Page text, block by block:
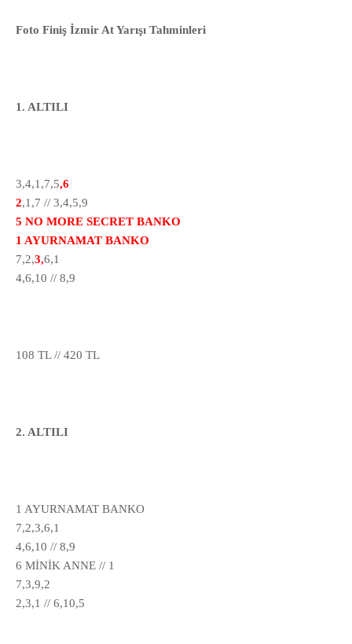
Foto Finiş İzmir At Yarışı Tahminleri
1. ALTILI
3,4,1,7,5,6
2,1,7 // 3,4,5,9
5 NO MORE SECRET BANKO
1 AYURNAMAT BANKO
7,2,3,6,1
4,6,10 // 8,9
108 TL // 420 TL
2. ALTILI
1 AYURNAMAT BANKO
7,2,3,6,1
4,6,10 // 8,9
6 MİNİK ANNE // 1
7,3,9,2
2,3,1 // 6,10,5